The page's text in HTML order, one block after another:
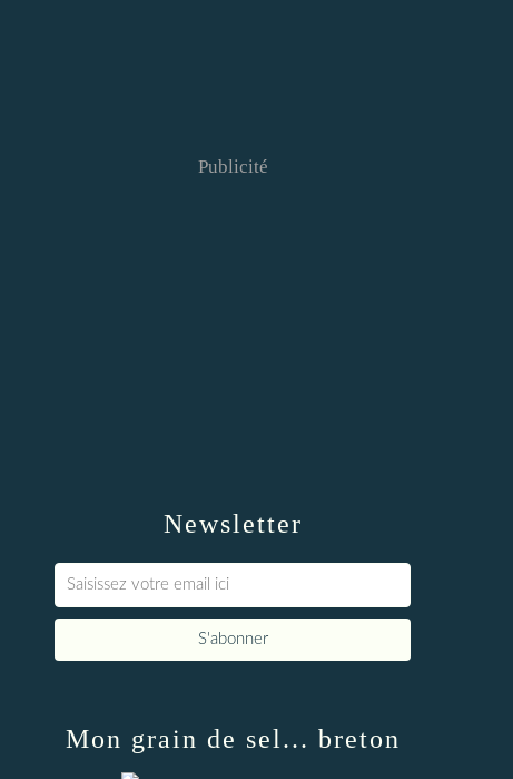
Newsletter
Publicité
Mon grain de sel... breton